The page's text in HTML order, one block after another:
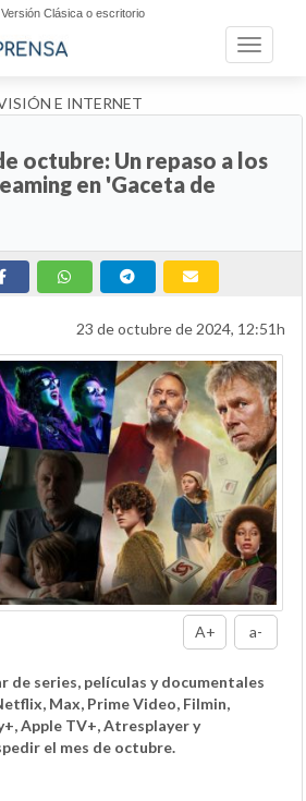
Clásica o escritorio
Toggle
E INTERNET
octubre: Un repaso a los
en 'Gaceta de
23 de octubre de 2024, 12:51h
A+ a-
de series, películas y documentales
Max, Prime Video, Filmin,
Apple TV+, Atresplayer y
el mes de octubre.